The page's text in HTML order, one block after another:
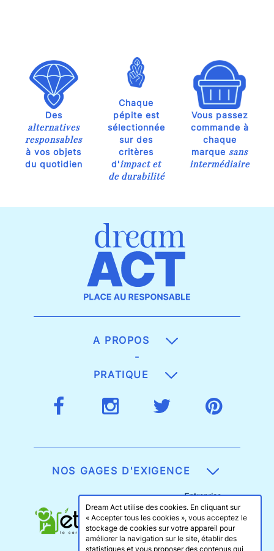
Des
alternatives
responsables
à vos objets
du quotidien
Chaque
pépite est
sélectionnée
sur des
critères
d'impact et
de durabilité
Vous passez
commande à
chaque
marque sans
intermédiaire
A PROPOS
-
PRATIQUE
NOS GAGES D'EXIGENCE
Dream Act utilise des cookies. En cliquant sur
« Accepter tous les cookies », vous acceptez le
stockage de cookies sur votre appareil pour
améliorer la navigation sur le site, établir des
statistiques et vous proposer des contenus qui